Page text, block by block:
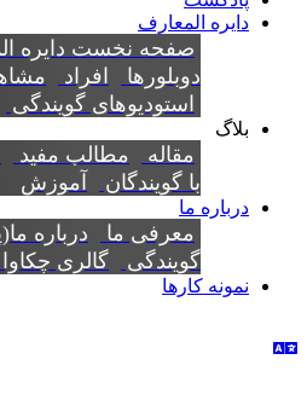
دایره المعارف
صفحه نخست دایره
دوبلورها
افراد
استودیوهای گویندگی
بلاگ
مقاله مطالب مفید
با گویندگان
آموزش
درباره ما
معرفی ما درباره
گویندگی
گالری چکاوا
نمونه کارها